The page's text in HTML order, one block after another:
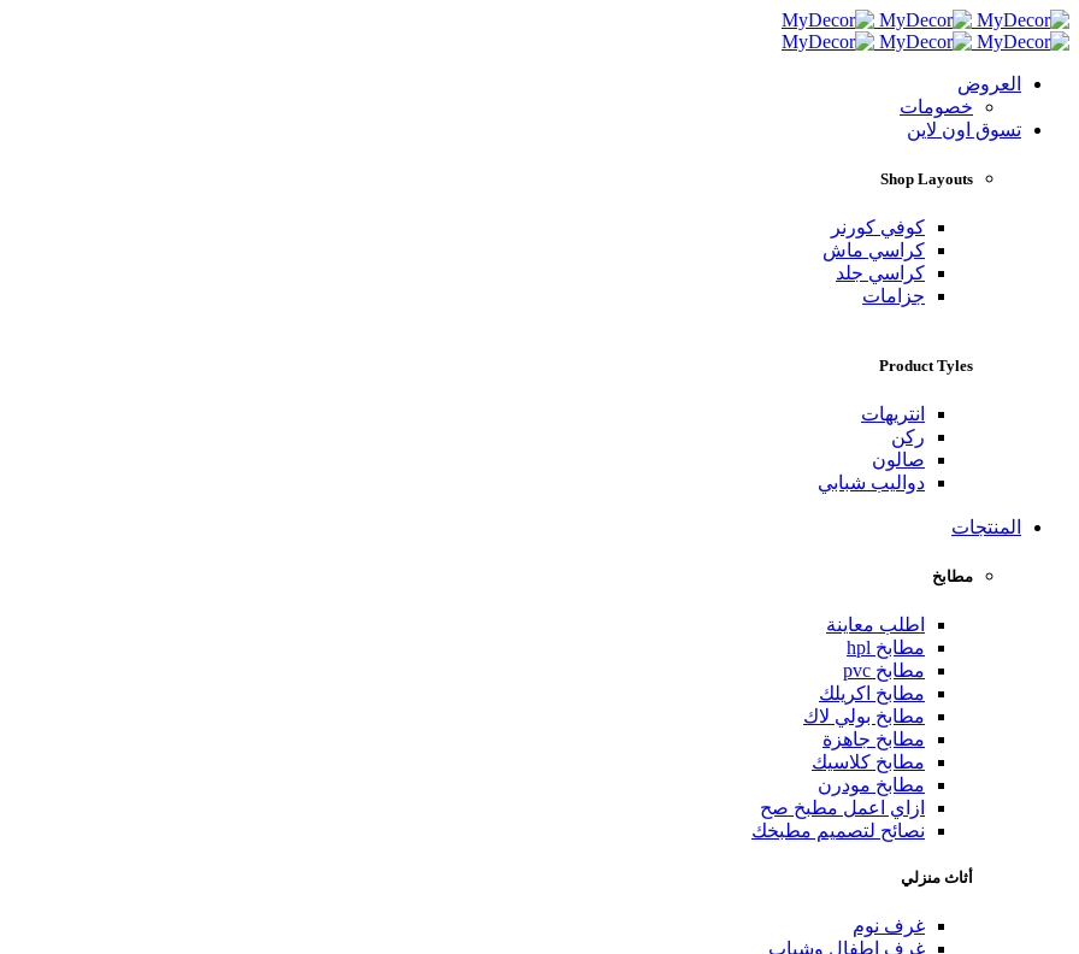
العروض
خصومات
تسوق اون لاين
Shop Layouts
كوفي كورنر
كراسي ماش
كراسي جلد
جزامات
Product Tyles
انتريهات
ركن
صالون
دواليب شبابي
المنتجات
مطابخ
اطلب معاينة
مطابخ hpl
مطابخ pvc
مطابخ اكريلك
مطابخ بولي لاك
مطابخ جاهزة
مطابخ كلاسيك
مطابخ مودرن
ازاي اعمل مطبخ صح
نصائح لتصميم مطبخك
أثاث منزلي
غرف نوم
غرف اطفال وشباب